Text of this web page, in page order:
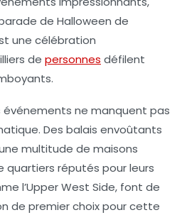
de Halloween de
une célébration
de personnes défilent
événements ne manquent pas
Des balais envoûtants
multitude de maisons
réputés pour leurs
l’Upper West Side, font de
de premier choix pour cette